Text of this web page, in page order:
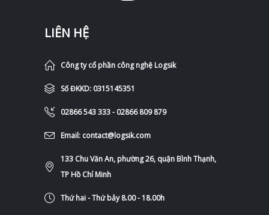
LIÊN HỆ
Công ty cổ phần công nghệ Logsik
Số ĐKKD: 0315145351
02866 543 333 - 02866 809 879
Email: contact@logsik.com
133 Chu Văn An, phường 26, quận Bình Thạnh,
TP Hồ Chí Minh
Thứ hai - Thứ bảy 8.00 - 18.00h